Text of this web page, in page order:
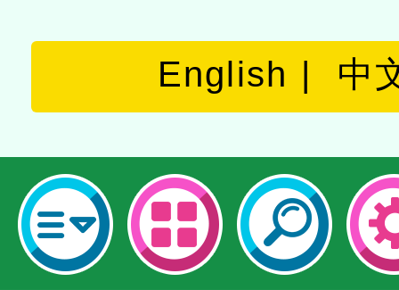
English 中